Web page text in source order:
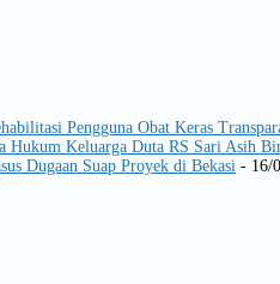
Pengguna Obat Keras
Hukum Keluarga Duta RS Sari Asih
Dugaan Suap Proyek di Bekasi - 16/